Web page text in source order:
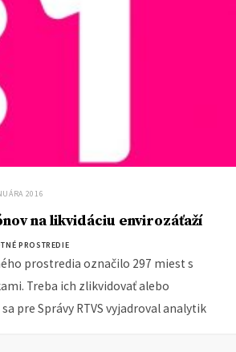
2016
na likvidáciu envirozáťaží
PROSTREDIE
prostredia označilo 297 miest s
Treba ich zlikvidovať alebo
pre Správy RTVS vyjadroval analytik